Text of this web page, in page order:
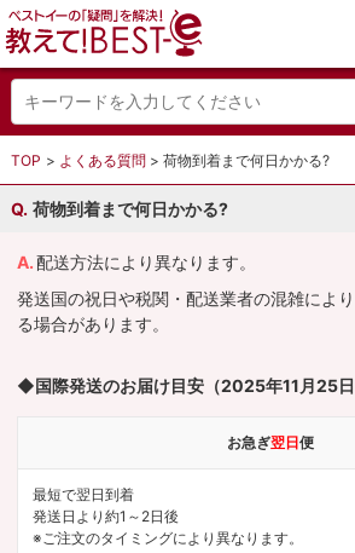
TOP よくある質問 荷物到着まで何日かかる?
荷物到着まで何日かかる?
配送方法により異なります。
発送国の祝日や税関・配送業者の混雑によ
る場合があります。
◆国際発送のお届け目安（2025年11月25
お急ぎ翌日便
最短で翌日到着
発送日より約1～2日後
※ご注文のタイミングにより異なります。